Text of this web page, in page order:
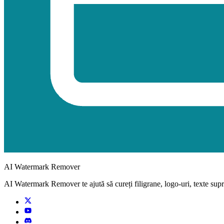
AI Watermark Remover
AI Watermark Remover te ajută să cureți filigrane, logo-uri, texte